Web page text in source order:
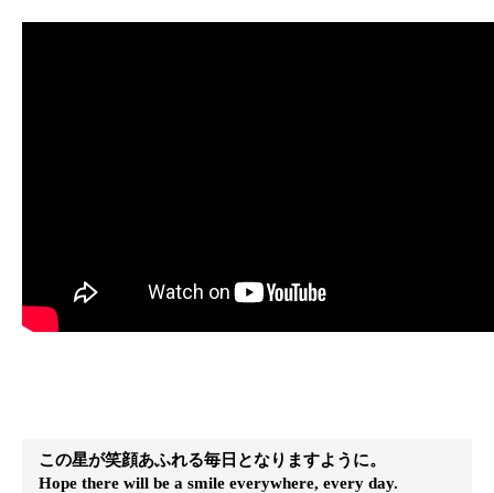
この星が笑顔あふれる毎日となりますように。
Hope there will be a smile everywhere, every day.